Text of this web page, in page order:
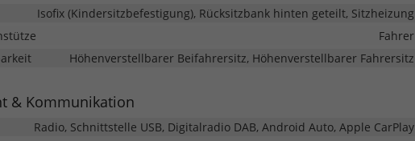
Isofix (Kindersitzbefestigung), Rücksitzbank hinten geteilt, Sitzheizung
Fahrer
Höhenverstellbarer Beifahrersitz, Höhenverstellbarer Fahrersitz
& Kommunikation
Radio, Schnittstelle USB, Digitalradio DAB, Android Auto, Apple CarPlay